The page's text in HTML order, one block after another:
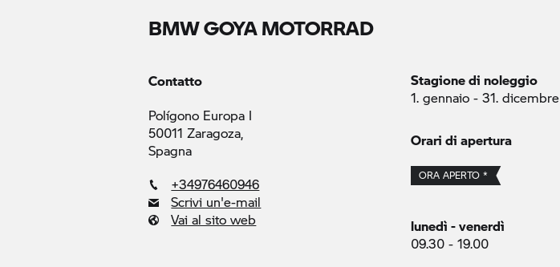
BMW GOYA MOTORRAD
Contatto
Polígono Europa I
50011 Zaragoza,
Spagna
+34976460946
Scrivi un'e-mail
Vai al sito web
Stagione di noleggio
1. gennaio - 31. dicembre
Orari di apertura
ORA APERTO *
lunedì - venerdì
09.30 - 19.00